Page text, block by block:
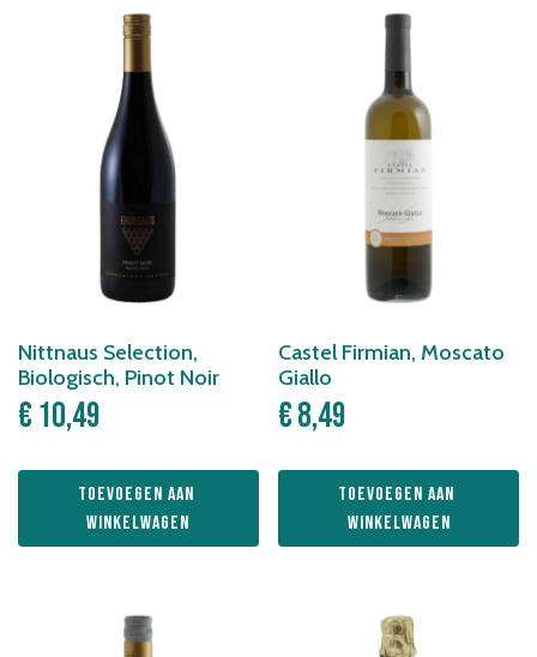
Nittnaus Selection,
Biologisch, Pinot Noir
€10,49
Toevoegen aan
winkelwagen
Castel Firmian, Moscato
Giallo
€8,49
Toevoegen aan
winkelwagen